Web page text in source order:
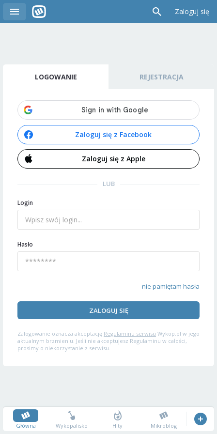
Zaloguj się
LOGOWANIE REJESTRACJA
Zaloguj się z Facebook
Zaloguj się z Apple
LUB
Login
Hasło
nie pamiętam hasła
ZALOGUJ SIĘ
Zalogowanie oznacza akceptację Regulaminu serwisu Wykop.pl w jego
aktualnym brzmieniu. Jeśli nie akceptujesz Regulaminu w całości,
prosimy o niekorzystanie z serwisu.
Główna Wykopalisko Hity Mikroblog